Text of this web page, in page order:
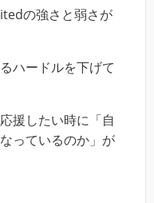
の強さと弱さが
ハードルを下げて
援したい時に「自
っているのか」が